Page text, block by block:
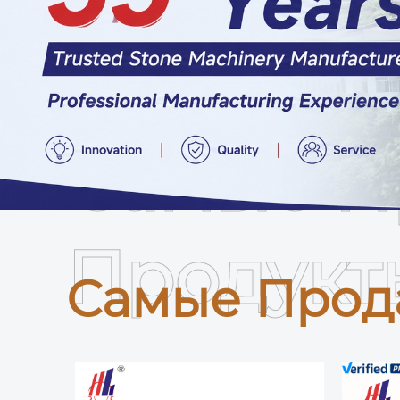
Самые
Самые